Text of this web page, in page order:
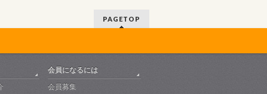
PAGETOP
会員になるには
会員募集